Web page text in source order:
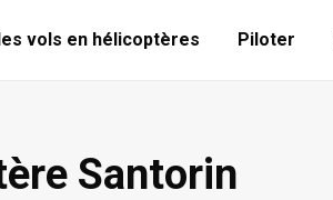
vols en hélicoptères Piloter
Santorin